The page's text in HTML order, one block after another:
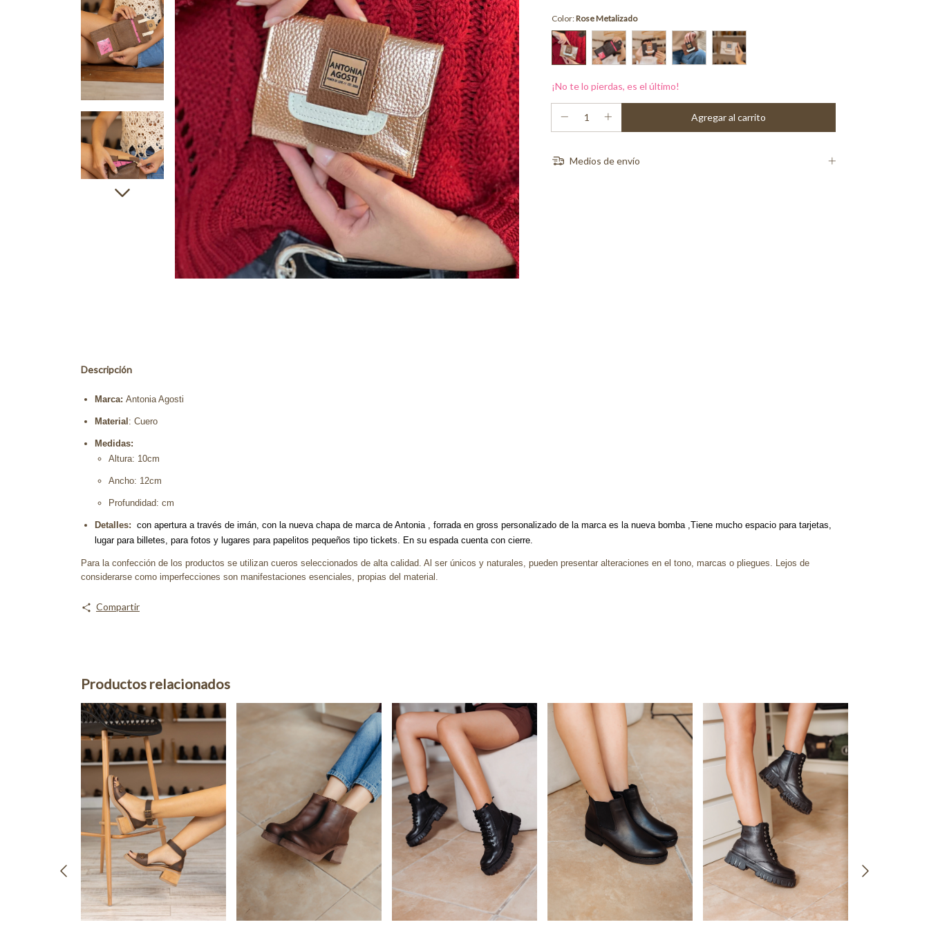
Color:Rose Metalizado
¡No te lo pierdas, es el último!
Medios de envío
Descripción
Marca: Antonia Agosti
Material : Cuero
Medidas:
Altura: 10cm
Ancho: 12cm
Profundidad: cm
Detalles: con apertura a través de imán, con la nueva chapa de marca de Antonia , forrada en gross personalizado de la marca es la nueva bomba ,Tiene mucho espacio para tarjetas,
lugar para billetes, para fotos y lugares para papelitos pequeños tipo tickets. En su espada cuenta con cierre.
Para la confección de los productos se utilizan cueros seleccionados de alta calidad. Al ser únicos y naturales, pueden presentar alteraciones en el tono, marcas o pliegues. Lejos de
considerarse como imperfecciones son manifestaciones esenciales, propias del material.
Compartir
Productos relacionados